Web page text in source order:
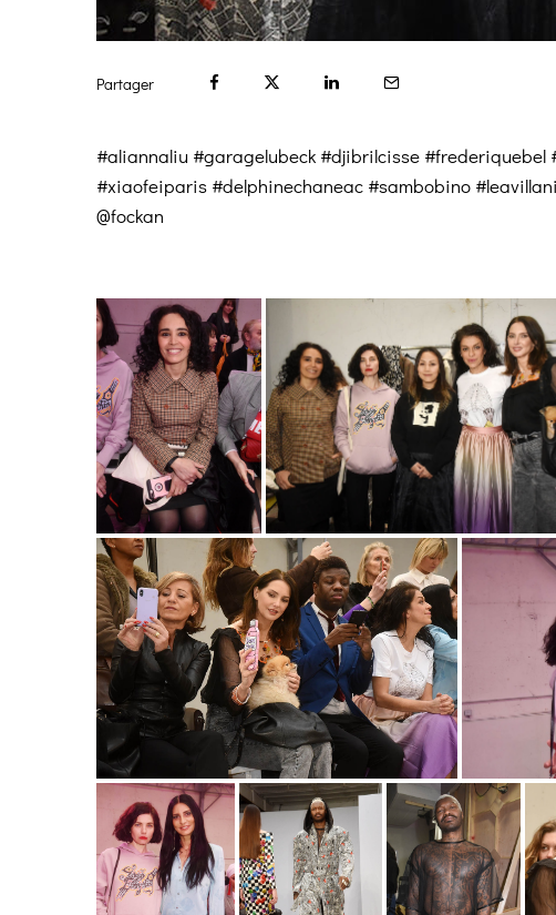
Partager
#aliannaliu #garagelubeck #djibrilcisse #frederiquebel
#xiaofeiparis #delphinechaneac #sambobino
@fockan